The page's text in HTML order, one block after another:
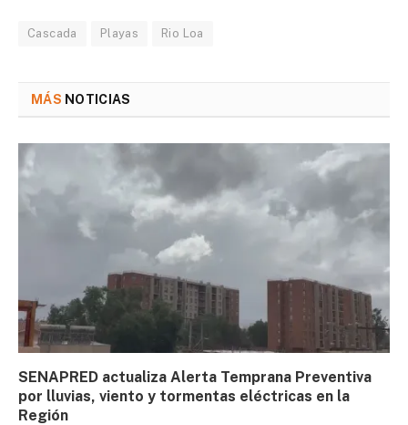
Cascada Playas Rio Loa
MÁS NOTICIAS
SENAPRED actualiza Alerta Temprana Preventiva
por lluvias, viento y tormentas eléctricas en la
Región